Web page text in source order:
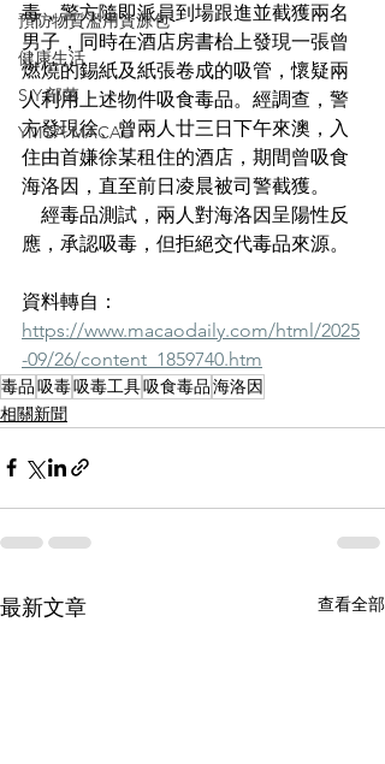
預防物質濫用資源包
健康生活
S.Y.部落
YMCA MACAU
毒，警方隨即派員到場跟進並截獲兩名
男子，同時在酒店房書枱上發現一張曾
燃燒的錫紙及紙張卷成的吸管，懷疑兩
人利用上述物件吸食毒品。經調查，警
方發現徐、曾兩人廿三日下午來澳，入
住由首嫌徐某租住的酒店，期間曾吸食
海洛因，直至前日凌晨被司警截獲。
經毒品測試，兩人對海洛因呈陽性反
應，承認吸毒，但拒絕交代毒品來源。
資料轉自：
https://www.macaodaily.com/html/2025
-09/26/content_1859740.htm
毒品吸毒吸毒工具吸食毒品海洛因
相關新聞
最新文章 查看全部